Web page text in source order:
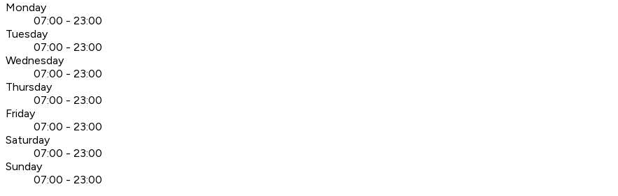
Monday
07:00 - 23:00
Tuesday
07:00 - 23:00
Wednesday
07:00 - 23:00
Thursday
07:00 - 23:00
Friday
07:00 - 23:00
Saturday
07:00 - 23:00
Sunday
07:00 - 23:00